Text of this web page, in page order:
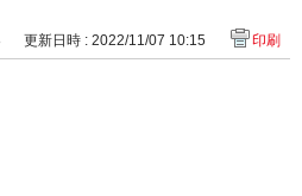
更新日時 : 2022/11/07 10:15 印刷